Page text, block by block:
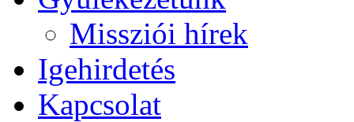
Missziói hírek
Igehirdetés
Kapcsolat